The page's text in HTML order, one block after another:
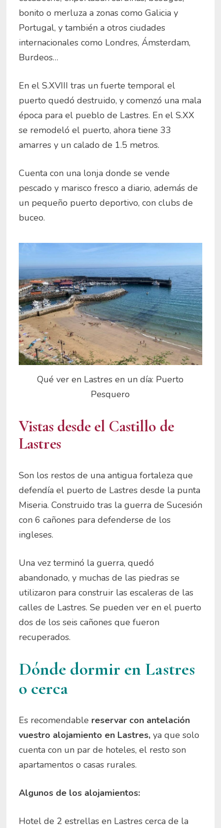
bonito o merluza a zonas como Galicia y
Portugal, y también a otros ciudades
internacionales como Londres, Ámsterdam,
Burdeos…
En el S.XVIII tras un fuerte temporal el
puerto quedó destruido, y comenzó una mala
época para el pueblo de Lastres. En el S.XX
se remodeló el puerto, ahora tiene 33
amarres y un calado de 1.5 metros.
Cuenta con una lonja donde se vende
pescado y marisco fresco a diario, además de
un pequeño puerto deportivo, con clubs de
buceo.
Qué ver en Lastres en un día: Puerto
Pesquero
Vistas desde el Castillo de
Lastres
Son los restos de una antigua fortaleza que
defendía el puerto de Lastres desde la punta
Miseria. Construido tras la guerra de Sucesión
con 6 cañones para defenderse de los
ingleses.
Una vez terminó la guerra, quedó
abandonado, y muchas de las piedras se
utilizaron para construir las escaleras de las
calles de Lastres. Se pueden ver en el puerto
dos de los seis cañones que fueron
recuperados.
Dónde dormir en Lastres
o cerca
Es recomendable reservar con antelación
vuestro alojamiento en Lastres,ya que solo
cuenta con un par de hoteles, el resto son
apartamentos o casas rurales.
Algunos de los alojamientos:
Hotel de 2 estrellas en Lastres cerca de la